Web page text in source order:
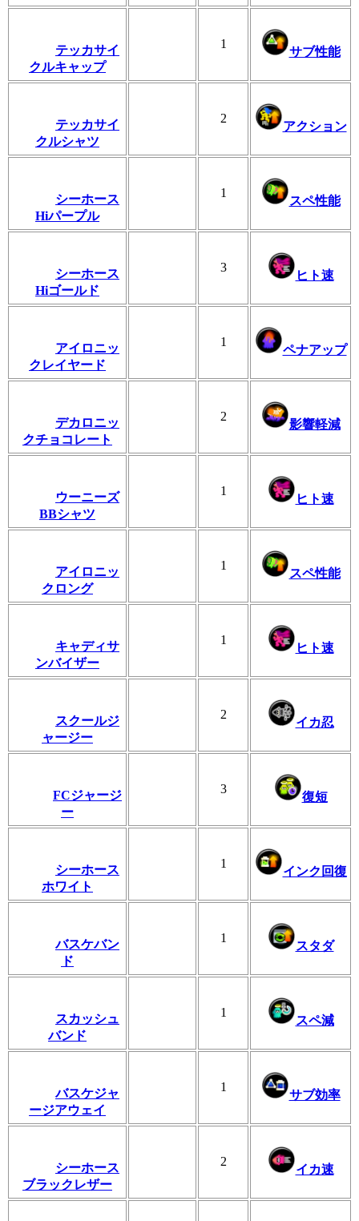
テッカサイ
クルキャップ
1
サブ性能
テッカサイ
クルシャツ
2
アクション
シーホース
Hiパープル
1
スペ性能
シーホース
Hiゴールド
3
ヒト速
アイロニッ
クレイヤード
1
ペナアップ
デカロニッ
クチョコレート
2
影響軽減
ウーニーズ
BBシャツ
1
ヒト速
アイロニッ
クロング
1
スペ性能
キャディサ
ンバイザー
1
ヒト速
スクールジ
ャージー
2
イカ忍
FCジャージ
ー
3
復短
シーホース
ホワイト
1
インク回復
バスケバン
ド
1
スタダ
スカッシュ
バンド
1
スペ減
バスケジャ
ージアウェイ
1
サブ効率
シーホース
ブラックレザー
2
イカ速